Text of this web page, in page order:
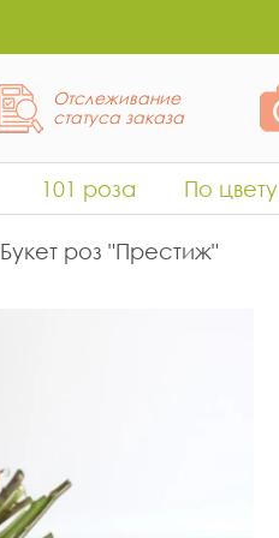
Отслеживание
статуса заказа
101 роза По цвету
Букет роз "Престиж"